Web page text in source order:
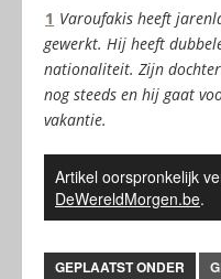
1 Varoufakis heeft
gewerkt. Hij heeft
nationaliteit. Zijn
nog steeds en hij gaat
vakantie.
Artikel oorspronkelijk
DeWereldMorgen.be.
GEPLAATST ONDER